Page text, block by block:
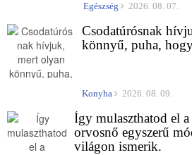
Egészség 2026. 08. 07.
Csodatúrósnak
könnyű, puha,
Konyha 2026. 08. 09.
Így mulaszthatod el
orvosnő egyszerű
világon ismerik.